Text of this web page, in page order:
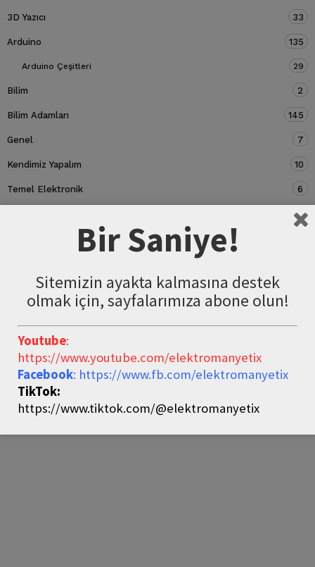
3D Yazıcı 33
Arduino 135
Arduino Çeşitleri 29
Bilim 2
Bilim Adamları 145
Genel 7
Kendimiz Yapalım 10
Temel Elektronik 6
5
Bir Saniye!
Sitemizin ayakta kalmasına destek
olmak için, sayfalarımıza abone olun!
Youtube:
https://www.youtube.com/elektromanyetix
Facebook: https://www.fb.com/elektromanyetix
TikTok:
https://www.tiktok.com/@elektromanyetix